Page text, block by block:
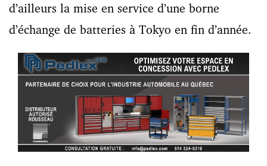
d’ailleurs la mise en service d’une borne
d’échange de batteries à Tokyo en fin d’année.